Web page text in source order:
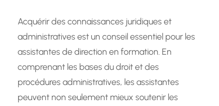
Acquérir des connaissances juridiques et
administratives est un conseil essentiel pour les
assistantes de direction en formation. En
comprenant les bases du droit et des
procédures administratives, les assistantes
peuvent non seulement mieux soutenir les